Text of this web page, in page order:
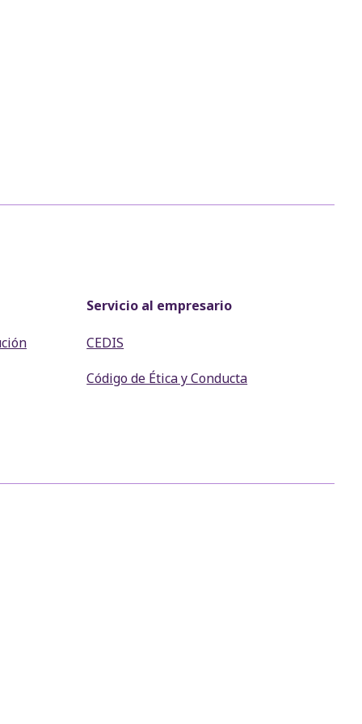
Servicio al empresario
CEDIS
Código de Ética y Conducta